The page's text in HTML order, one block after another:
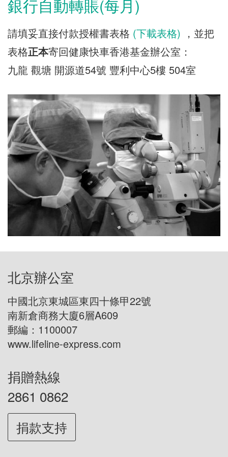
銀行自動轉賬(每月)
請填妥直接付款授權書表格 (下載表格) ，並把
表格正本寄回健康快車香港基金辦公室：
九龍 觀塘 開源道54號 豐利中心5樓 504室
北京辦公室
中國北京東城區東四十條甲22號
南新倉商務大廈6層A609
郵編：1100007
www.lifeline-express.com
捐贈熱線
2861 0862
捐款支持